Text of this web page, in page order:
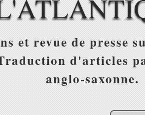
et revue de presse
d'articles
anglo-saxonne.